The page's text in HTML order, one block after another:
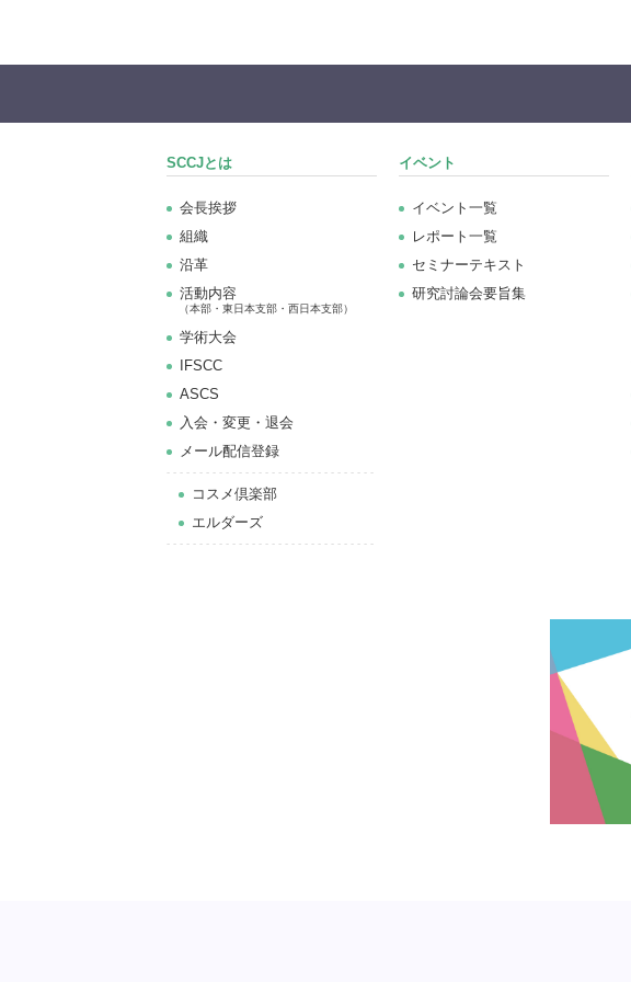
SCCJとは
会長挨拶
組織
沿革
活動内容
（本部・東日本支部・西日本支部）
学術大会
IFSCC
ASCS
⼊会・変更・退会
メール配信登録
コスメ倶楽部
エルダーズ
イベント
イベント一覧
レポート一覧
セミナーテキスト
研究討論会要旨集